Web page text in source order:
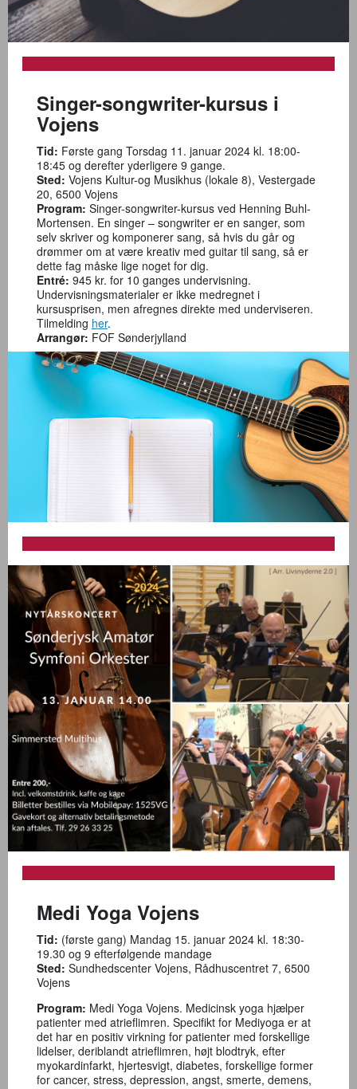
Singer-songwriter-kursus i
Vojens
Tid: Første gang Torsdag 11. januar 2024 kl. 18:00-
18:45 og derefter yderligere 9 gange.
Sted: Vojens Kultur-og Musikhus (lokale 8), Vestergade
20, 6500 Vojens
Program: Singer-songwriter-kursus ved Henning Buhl-
Mortensen. En singer – songwriter er en sanger, som
selv skriver og komponerer sang, så hvis du går og
drømmer om at være kreativ med guitar til sang, så er
dette fag måske lige noget for dig.
Entré: 945 kr. for 10 ganges undervisning.
Undervisningsmaterialer er ikke medregnet i
kursusprisen, men afregnes direkte med underviseren.
Tilmelding her.
Arrangør: FOF Sønderjylland
Medi Yoga Vojens
Tid: (første gang) Mandag 15. januar 2024 kl. 18:30-
19.30 og 9 efterfølgende mandage
Sted: Sundhedscenter Vojens, Rådhuscentret 7, 6500
Vojens
Program: Medi Yoga Vojens. Medicinsk yoga hjælper
patienter med atrieflimren. Specifikt for Mediyoga er at
det har en positiv virkning for patienter med forskellige
lidelser, deriblandt atrieflimren, højt blodtryk, efter
myokardinfarkt, hjertesvigt, diabetes, forskellige former
for cancer, stress, depression, angst, smerte, demens,